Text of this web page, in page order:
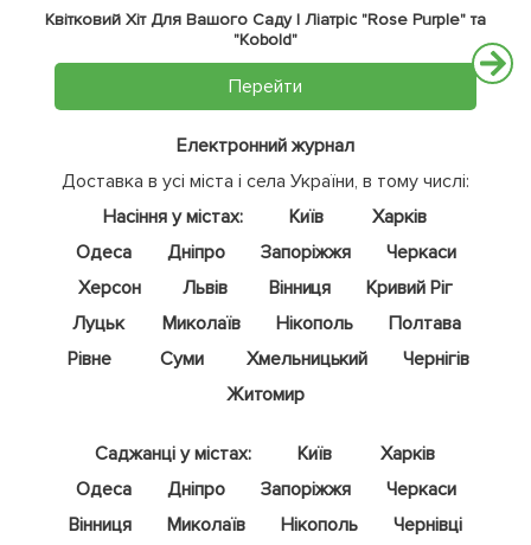
Квітковий Хіт Для Вашого Саду | Ліатріс "Rose Purple" та
"Kobold"
Перейти
Електронний журнал
Доставка в усі міста і села України, в тому числі:
Насіння у містах:
Київ
Харків
Одеса
Дніпро Запоріжжя
Черкаси
Херсон
Львів Вінниця
Кривий Ріг
Луцьк
Миколаїв Нікополь
Полтава
Рівне
Суми Хмельницький
Чернігів
Житомир
Саджанці у містах: Київ
Харків
Одеса
Дніпро Запоріжжя
Черкаси
Вінниця
Миколаїв Нікополь
Чернівці